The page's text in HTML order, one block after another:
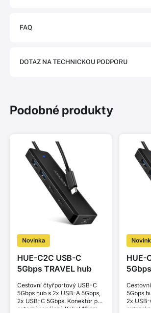
FAQ
DOTAZ NA TECHNICKOU PODPORU
Podobné produkty
Novinka
HUE-C2C USB-C
5Gbps TRAVEL hub
Cestovní čtyřportový USB-C
5Gbps hub s 2x USB-A 5Gbps,
2x USB-C 5Gbps. Konektor pro
externí napájení. Kabel 19 cm.
HUE-
5Gbps
2x
externí